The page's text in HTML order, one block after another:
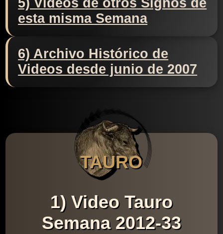
5) Videos de otros Signos de
esta misma Semana
6) Archivo Histórico de
Videos desde junio de 2007
TAURO
1) Video Tauro
Semana 2012-33